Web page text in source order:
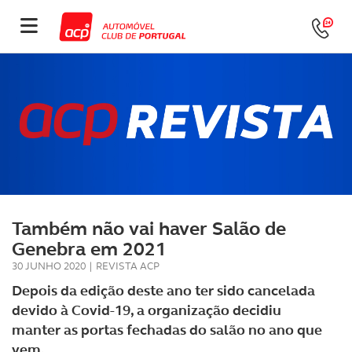
Também não vai haver Salão de
Genebra em 2021
30 JUNHO 2020 | REVISTA ACP
Depois da edição deste ano ter sido cancelada
devido à Covid-19, a organização decidiu
manter as portas fechadas do salão no ano que